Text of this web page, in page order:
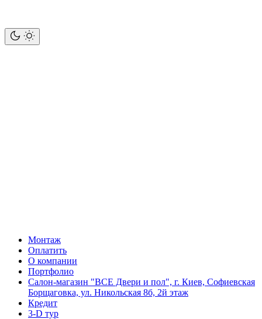
Монтаж
Оплатить
О компании
Портфолио
Салон-магазин "ВСЕ Двери и пол", г. Киев, Софиевская
Борщаговка, ул. Никольская 8б, 2й этаж
Кредит
3-D тур